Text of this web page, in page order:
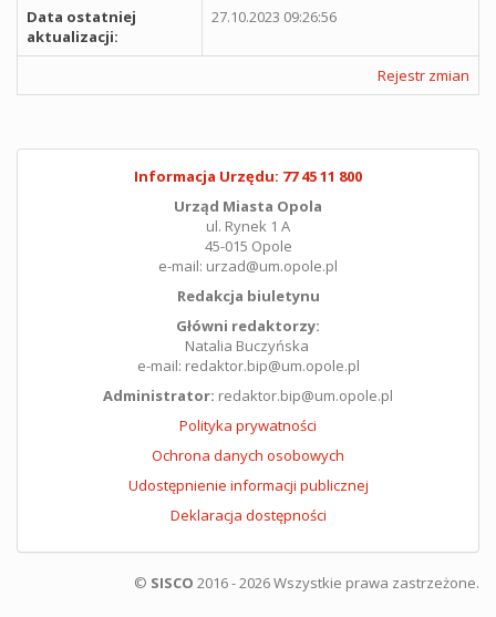
Data ostatniej
aktualizacji:
27.10.2023 09:26:56
Rejestr zmian
Informacja Urzędu: 77 45 11 800
Urząd Miasta Opola
ul. Rynek 1 A
45-015 Opole
e-mail: urzad@um.opole.pl
Redakcja biuletynu
Główni redaktorzy:
Natalia Buczyńska
e-mail: redaktor.bip@um.opole.pl
Administrator: redaktor.bip@um.opole.pl
Polityka prywatności
Ochrona danych osobowych
Udostępnienie informacji publicznej
Deklaracja dostępności
© SISCO 2016 - 2026 Wszystkie prawa zastrzeżone.